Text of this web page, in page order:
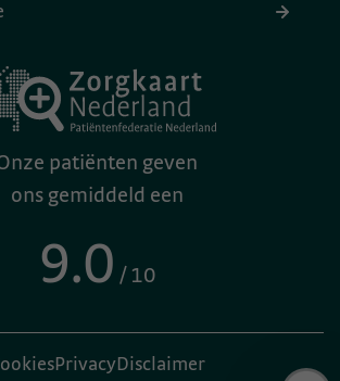
patiënten geven
ons gemiddeld een
9.0 / 10
PrivacyDisclaimer